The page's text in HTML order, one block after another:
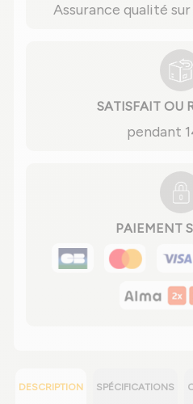
Assurance qualité
SATISFAIT OU
pendant
PAIEMENT
DESCRIPTION SPÉCIFICATIONS